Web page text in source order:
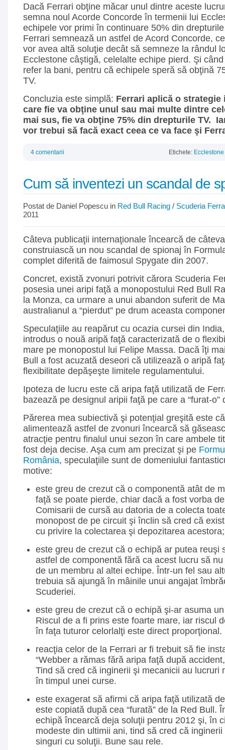
Dacă Ferrari obţine măcar unul dintre aceste
semna noul Acorde Concorde în termenii lui
echipele vor primi în continuare 50% din
Ferrari semnează un astfel de Acord Concorde,
vor avea altă soluţie decât să semneze la rândul
Ecclestone câştigă, celelalte echipe pierd. Şi
refer la bani, pentru că echipele speră să obţină
TV.
Concluzia este simplă: Ferrari aplică o
care fie va obţine unul sau mai multe dintre
mai sus, fie va obţine 75% din drepturile TV.
vor trebui să facă exact ceea ce va face şi
4 comentarii Etichete: Ecclestone
Cum să inventezi un scandal de
Postat de Daniel Popescu in Red Bull Racing / Scuderia
2011
Câteva publicaţii internaţionale încearcă de
construiască un nou scandal de spionaj în
complet diferită de faimosul Spygate din 2007.
Concret, există zvonuri potrivit cărora Scuderia
posesia unei aripi faţă a monopostului Red Bull
la Monza, ca urmare a unui abandon suferit de
australianul a “pierdut” pe drum aceasta
Speculaţiile au reapărut cu ocazia cursei din
introdus o nouă aripă faţă caracterizată de o
mare pe monopostul lui Felipe Massa. Dacă îţi
Bull a fost acuzată deseori că utilizează o aripă
flexibilitate depăşeşte limitele regulamentului.
Ipoteza de lucru este că aripa faţă utilizată de
bazează pe designul aripii faţă pe care a “furat-o”
Părerea mea subiectivă şi potenţial greşită este
alimentează astfel de zvonuri încearcă să
atracţie pentru finalul unui sezon în care ambele
fost deja decise. Aşa cum am precizat şi pe
România, speculaţiile sunt de domeniului
motive:
este greu de crezut că o componentă atât de
faţă se poate pierde, chiar dacă a fost vorba
Comisarii de cursă au datoria de a colecta
monopost de pe circuit şi înclin să cred că
cu privire la colectarea şi depozitarea acestora;
este greu de crezut că o echipă ar putea reuşi
astfel de componentă fără ca acest lucru să
de un membru al altei echipe. Într-un fel sau
trebuia să ajungă în mâinile unui angajat
Scuderiei.
este greu de crezut că o echipă şi-ar asuma
Riscul de a fi prins este foarte mare, iar riscul
în faţa tuturor celorlalţi este direct proporţional.
reacţia celor de la Ferrari ar fi trebuit să fie
“Webber a rămas fără aripa faţă după
Tind să cred că inginerii şi mecanicii au lucruri
în timpul unei curse.
este exagerat să afirmi că aripa faţă utilizată
este copiată după cea “furată” de la Red Bull.
echipă încearcă deja soluţii pentru 2012 şi, în
modeste din ultimii ani, tind să cred că
singuri cu soluţii. Bune sau rele.